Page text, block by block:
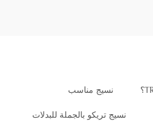
نسيج مناسب
نسيج تريكو بالجملة للبدلات